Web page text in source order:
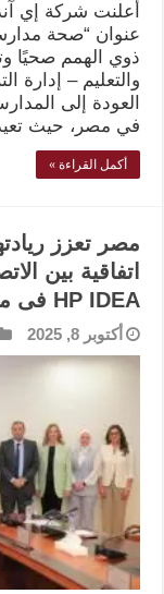
أعلنت شركة إي
عنوان “صحة
ذوي الهمم صحيًا
والتعليم – إدارة
العودة إلى
في مصر، حيث
أكمل القراءة »
مصر تعزز
اتفاقية بين
HP IDEA فى مدارس WE
أكتوبر 8, 2025